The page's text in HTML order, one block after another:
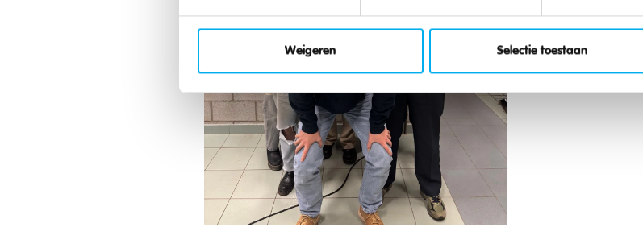
Weigeren Selectie toestaan